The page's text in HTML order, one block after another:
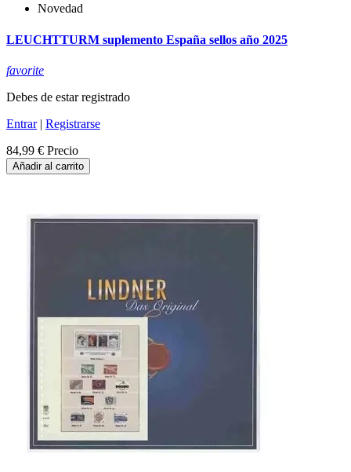
Novedad
LEUCHTTURM suplemento España sellos año 2025
favorite
Debes de estar registrado
Entrar| Registrarse
84,99 € Precio
Añadir al carrito